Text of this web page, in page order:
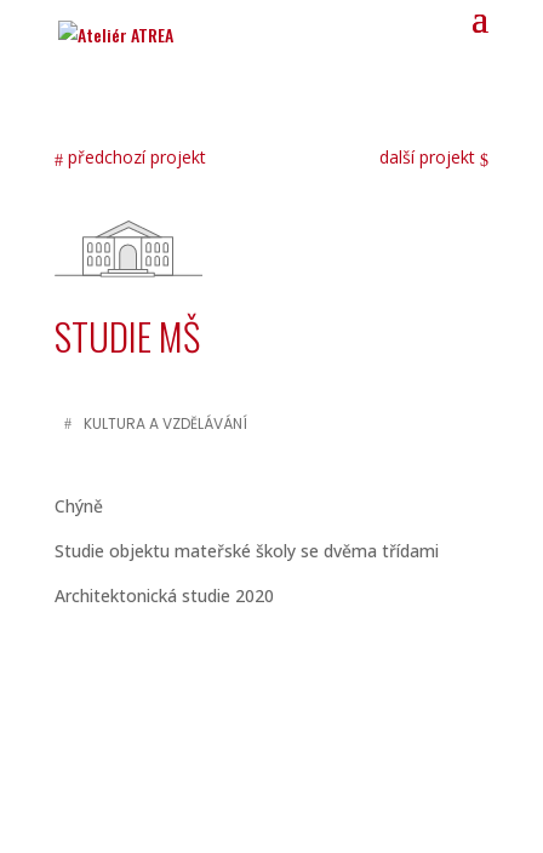
další projekt
předchozí projekt
STUDIE MŠ
KULTURA A VZDĚLÁVÁNÍ
Chýně
Studie objektu mateřské školy se dvěma třídami
Architektonická studie 2020